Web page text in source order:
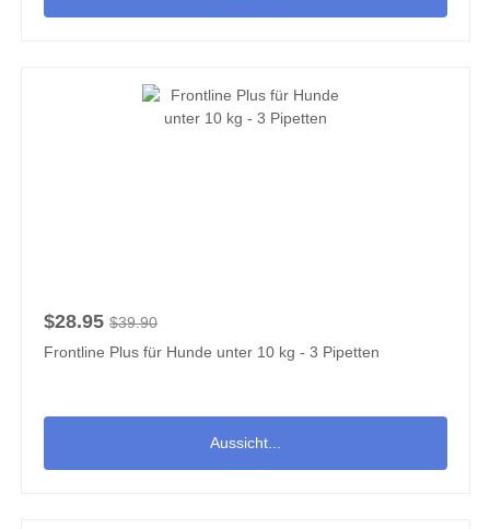
$28.95 $39.90
Frontline Plus für Hunde unter 10 kg - 3 Pipetten
Aussicht...